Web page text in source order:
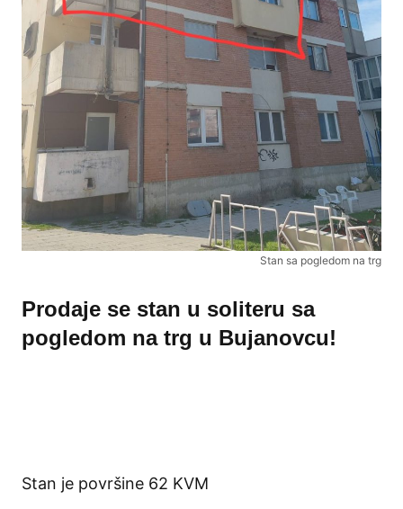
Stan sa pogledom na trg
Prodaje se stan u soliteru sa
pogledom na trg u Bujanovcu!
Stan je površine 62 KVM